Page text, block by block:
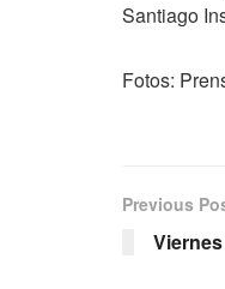
Santiago
Fotos:
Previous